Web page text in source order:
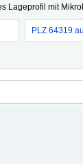
Lageprofil mit
PLZ 64319